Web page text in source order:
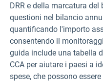
DRR e della marcatura del
questioni nel bilancio
quantificando l'importo
consentendo il
guida include una tabella
CCA per aiutare i paesi a
spese, che possono